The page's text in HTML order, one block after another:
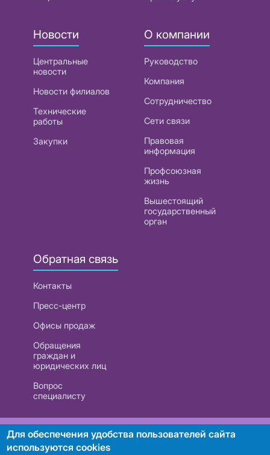
Новости
Центральные
новости
Новости филиалов
Технические
работы
Закупки
О компании
Руководство
Компания
Сотрудничество
Сети связи
Правовая
информация
Профсоюзная
жизнь
Вышестоящий
государственный
орган
Обратная связь
Контакты
Пресс-центр
Офисы продаж
Обращения
граждан и
юридических лиц
Вопрос
специалисту
РУП «Белтелеком». УНП 101007741
Для обеспечения удобства пользователей сайта
используются cookies